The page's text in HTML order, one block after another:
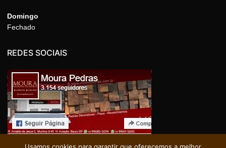
Domingo
Fechado
REDES SOCIAIS